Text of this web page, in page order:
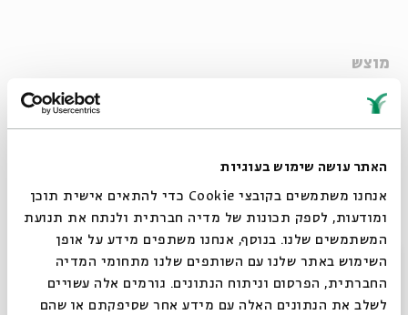
האתר עושה שימוש בעוגיות
אנחנו משתמשים בקובצי Cookie כדי להתאים אישית תוכן
ומודעות, לספק תכונות של מדיה חברתית ולנתח את תנועת
המשתמשים שלנו. בנוסף, אנחנו משתפים מידע על אופן
השימוש באתר שלנו עם השותפים שלנו מתחומי המדיה
החברתית, הפרסום וניתוח הנתונים. גורמים אלה עשויים
לשלב את הנתונים האלה עם מידע אחר שסיפקתם או שהם
מוצש
ליין מוסיקה ישראלית מקורית
מנהל אמנותי:
ליין סיון: Oh God!
יוצרים ישראלים בדיאלוג אישי מול אלוהים
מחיר: 50 ₪, סטודנטים: 30 ₪, כולל משקה ראשון
מספר המקומות מוגבל
סגור